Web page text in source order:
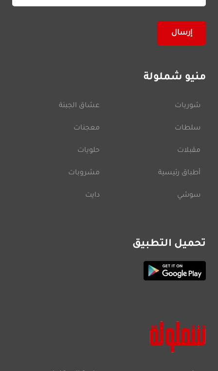
منيو شملولة
شوربات
سلطات
مقبلات
أطباق رئيسية
سوشي
عشاق الجبنة
معجنات
حلويات
مشروبات
دايت
تحميل التطبيق